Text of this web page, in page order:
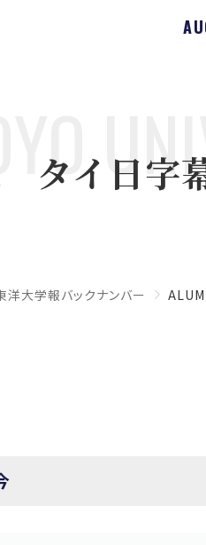
イ日字
洋大学報バックナンバー